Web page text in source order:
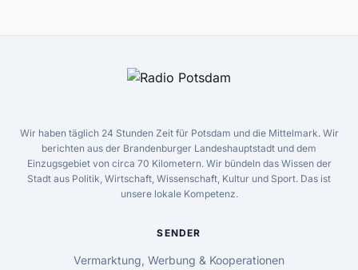
Wir haben täglich 24 Stunden Zeit für Potsdam und die Mittelmark. Wir
berichten aus der Brandenburger Landeshauptstadt und dem
Einzugsgebiet von circa 70 Kilometern. Wir bündeln das Wissen der
Stadt aus Politik, Wirtschaft, Wissenschaft, Kultur und Sport. Das ist
unsere lokale Kompetenz.
SENDER
Vermarktung, Werbung & Kooperationen